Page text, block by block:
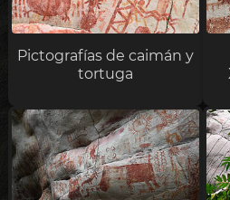
Pictografías de caimán y
tortuga